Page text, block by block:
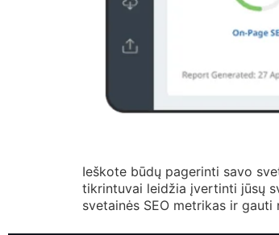
Ieškote būdų pagerinti savo
tikrintuvai leidžia įvertinti jūsų
svetainės SEO metrikas ir